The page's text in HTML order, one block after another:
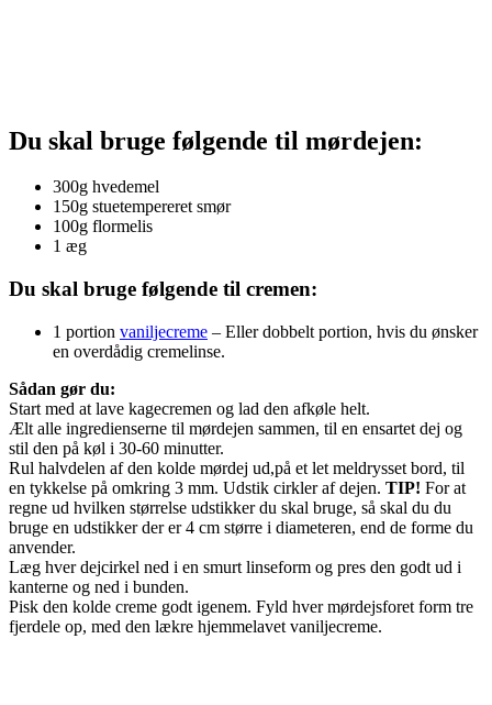
Du skal bruge følgende til mørdejen:
300g hvedemel
150g stuetempereret smør
100g flormelis
1 æg
Du skal bruge følgende til cremen:
1 portion vaniljecreme – Eller dobbelt portion, hvis du ønsker
en overdådig cremelinse.
Sådan gør du:
Start med at lave kagecremen og lad den afkøle helt.
Ælt alle ingredienserne til mørdejen sammen, til en ensartet dej og
stil den på køl i 30-60 minutter.
Rul halvdelen af den kolde mørdej ud,på et let meldrysset bord, til
en tykkelse på omkring 3 mm. Udstik cirkler af dejen. TIP! For at
regne ud hvilken størrelse udstikker du skal bruge, så skal du du
bruge en udstikker der er 4 cm større i diameteren, end de forme du
anvender.
Læg hver dejcirkel ned i en smurt linseform og pres den godt ud i
kanterne og ned i bunden.
Pisk den kolde creme godt igenem. Fyld hver mørdejsforet form tre
fjerdele op, med den lækre hjemmelavet vaniljecreme.